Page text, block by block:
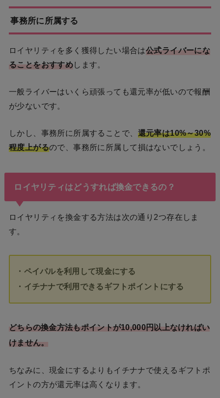
事務所に所属する
ロイヤリティを多く獲得したい場合は公式ライバーにな
ることをおすすめします。
一般ライバーはいくら頑張っても還元率が低いので報酬
が少ないです。
しかし、事務所に所属することで、 還元率は10%～30%
程度上がるので、事務所に所属して損はないでしょう。
ロイヤリティはどうすれば換金できるの？
ロイヤリティを換金する方法は次の通り2つ存在しま
す。
・ペイパルを利用して現金にする
・イチナナで利用できるギフトポイントにする
どちらの換金方法もポイントが10,000円以上なければい
けません。
ちなみに、現金にするよりもイチナナで使えるギフトポ
イントの方が還元率は高くなります。